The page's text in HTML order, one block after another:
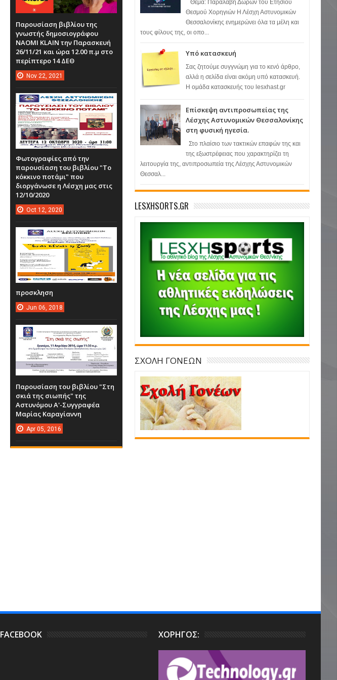
​ Θέμα: Παραλαβή Δώρων του Ετήσιου
Θεσμού Χορηγιών ​Η Λέσχη Αστυνομικών
Θεσσαλονίκης ενημερώνει όλα τα μέλη και
τους φίλους της, οι οπο...
Υπό κατασκευή
Σας ζητούμε συγγνώμη για το κενό άρθρο,
αλλά η σελίδα είναι ακόμη υπό κατασκευή.
Η ομάδα κατασκευής του lesxhast.gr
​Επίσκεψη αντιπροσωπείας της
Λέσχης Αστυνομικών Θεσσαλονίκης
στη φυσική ηγεσία.
​Στο πλαίσιο των τακτικών επαφών της και
της εξωστρέφειας που χαρακτηρίζει τη
λειτουργία της, αντιπροσωπεία της Λέσχης Αστυνομικών
Θεσσαλ...
LESXHSORTS.GR
ΣΧΟΛΗ ΓΟΝΕΩΝ
Παρουσίαση βιβλίου της
γνωστής δημοσιογράφου
NAOMI KLAIN την Παρασκευή
26/11/21 και ώρα 12.00 π.μ στο
περίπτερο 14 ΔΕΘ
Nov 22, 2021
Φωτογραφίες από την
παρουσίαση του βιβλίου "Το
κόκκινο ποτάμι" που
διοργάνωσε η Λέσχη μας στις
12/10/2020
Oct 12, 2020
προσκληση
Jun 06, 2018
Παρουσίαση του βιβλίου "Στη
σκιά της σιωπής" της
Αστυνόμου Α'-Συγγραφέα
Μαρίας Καραγίαννη
Apr 05, 2016
FACEBOOK ΧΟΡΗΓΟΣ: